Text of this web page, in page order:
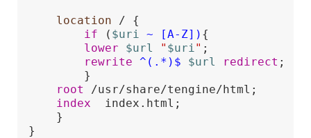
location / {
if ( $uri ~ [A-Z]) {
lower
$url " $uri" ;
rewrite ^(.*)$ $url redirect ;
        }
root
/usr/share/tengine/html;
index
  index.html;
    }
}